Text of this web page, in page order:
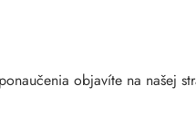
objavíte na našej